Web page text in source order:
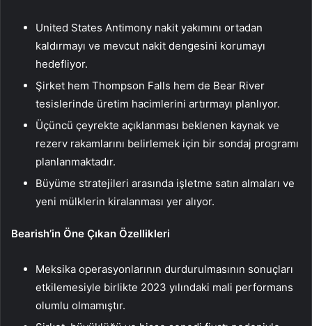
United States Antimony nakit yakımını ortadan
kaldırmayı ve mevcut nakit dengesini korumayı
hedefliyor.
Şirket hem Thompson Falls hem de Bear River
tesislerinde üretim hacimlerini artırmayı planlıyor.
Üçüncü çeyrekte açıklanması beklenen kaynak ve
rezerv rakamlarını belirlemek için bir sondaj programı
planlanmaktadır.
Büyüme stratejileri arasında işletme satın almaları ve
yeni mülklerin kiralanması yer alıyor.
Bearish’in Öne Çıkan Özellikleri
Meksika operasyonlarının durdurulmasının sonuçları
etkilemesiyle birlikte 2023 yılındaki mali performans
olumlu olmamıştır.